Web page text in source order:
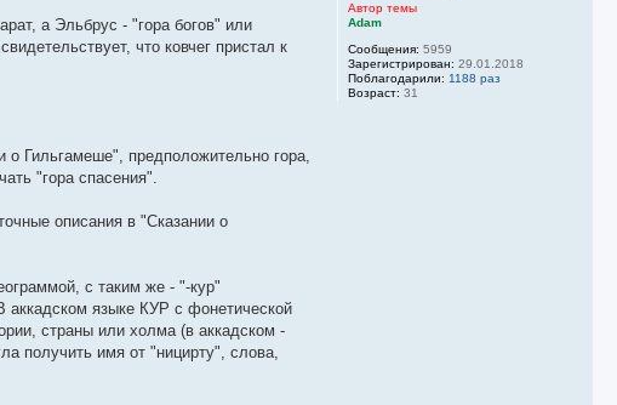
Автор темы
Adam
Сообщения: 5959
Зарегистрирован: 29.01.2018
Поблагодарили: 1188 раз
Возраст: 31
а Эльбрус - "гора богов" или
что ковчег пристал к
Гильгамеше", предположительно гора,
"гора спасения".
описания в "Сказании о
с таким же - "-кур"
аккадском языке КУР с фонетической
страны или холма (в аккадском -
получить имя от "ницирту", слова,